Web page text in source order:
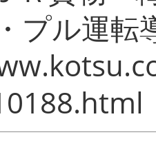
プル運転